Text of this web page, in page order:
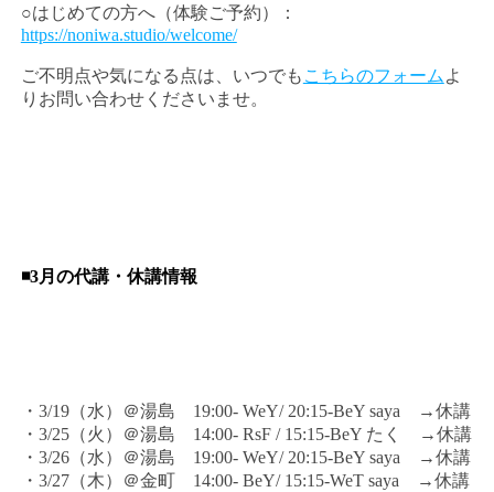
○はじめての方へ（体験ご予約）：
https://noniwa.studio/welcome/
ご不明点や気になる点は、いつでも こちらのフォームよ
りお問い合わせくださいませ。
◾️3月の代講・休講情報
・3/19（水）＠湯島 19:00- WeY/ 20:15-BeY saya →休講
・3/25（火）＠湯島 14:00- RsF / 15:15-BeY たく →休講
・3/26（水）＠湯島 19:00- WeY/ 20:15-BeY saya →休講
・3/27（木）＠金町 14:00- BeY/ 15:15-WeT saya →休講